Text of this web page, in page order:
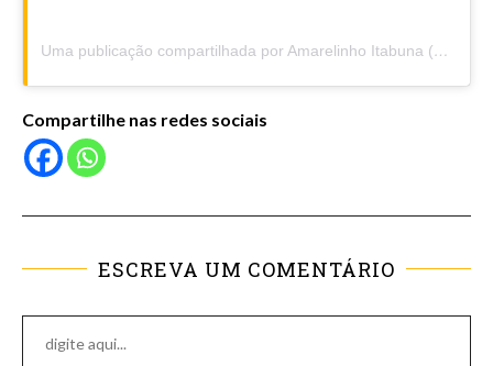
Uma publicação compartilhada por Amarelinho Itabuna (@amarelinhoitabuna)
Compartilhe nas redes sociais
ESCREVA UM COMENTÁRIO